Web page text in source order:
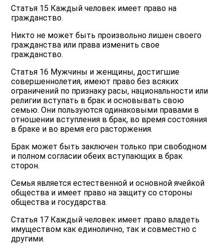
Статья 15 Каждый человек имеет право на
гражданство.
Никто не может быть произвольно лишен своего
гражданства или права изменить свое
гражданство.
Статья 16 Мужчины и женщины, достигшие
совершеннолетия, имеют право без всяких
ограничений по признаку расы, национальности или
религии вступать в брак и основывать свою
семью. Они пользуются одинаковыми правами в
отношении вступления в брак, во время состояния
в браке и во время его расторжения.
Брак может быть заключен только при свободном
и полном согласии обеих вступающих в брак
сторон.
Семья является естественной и основной ячейкой
общества и имеет право на защиту со стороны
общества и государства.
Статья 17 Каждый человек имеет право владеть
имуществом как единолично, так и совместно с
другими.